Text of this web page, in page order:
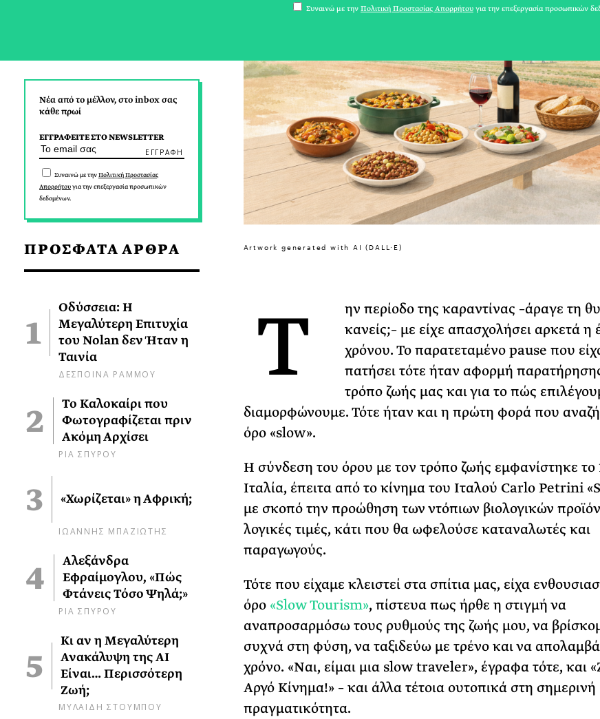
Νέα από το μέλλον, στο inbox σας
κάθε πρωί
ΕΓΓΡΑΦΕΙΤΕ ΣΤΟ NEWSLETTER
Συναινώ με τηνΠολιτική Προστασίας
Απορρήτουγια την επεξεργασία προσωπικών
δεδομένων.
ΠΡΟΣΦΑΤΑ ΑΡΘΡΑ
Οδύσσεια: Η
Μεγαλύτερη Επιτυχία
του Nolan δεν Ήταν η
Ταινία
ΔΕΣΠΟΙΝΑ ΡΑΜΜΟΥ
Το Καλοκαίρι που
Φωτογραφίζεται πριν
Ακόμη Αρχίσει
ΡΙΑ ΣΠΥΡΟΥ
«Χωρίζεται» η Αφρική;
ΙΩΑΝΝΗΣ ΜΠΑΖΙΩΤΗΣ
Αλεξάνδρα
Εφραίμογλου, «Πώς
Φτάνεις Τόσο Ψηλά;»
ΡΙΑ ΣΠΥΡΟΥ
Κι αν η Μεγαλύτερη
Ανακάλυψη της AI
Είναι… Περισσότερη
Ζωή;
ΜΥΛΑΙΔΗ ΣΤΟΥΜΠΟΥ
Artwork generated with AI (DALL·E)
T
ην περίοδο της καραντίνας –άραγε τη
κανείς;– με είχε απασχολήσει αρκετά η
χρόνου. Το παρατεταμένο pause που
πατήσει τότε ήταν αφορμή
τρόπο ζωής μας και για το πώς
διαμορφώνουμε. Τότε ήταν και η πρώτη φορά που
όρο «slow».
Η σύνδεση του όρου με τον τρόπο ζωής εμφανίστηκε το
Ιταλία, έπειτα από το κίνημα του Ιταλού Carlo Petrini
με σκοπό την προώθηση των ντόπιων βιολογικών
λογικές τιμές, κάτι που θα ωφελούσε καταναλωτές και
παραγωγούς.
Τότε που είχαμε κλειστεί στα σπίτια μας, είχα
όρο «Slow Tourism», πίστευα πως ήρθε η στιγμή να
αναπροσαρμόσω τους ρυθμούς της ζωής μου, να
συχνά στη φύση, να ταξιδεύω με τρένο και να
χρόνο. «Ναι, είμαι μια slow traveler», έγραφα τότε, και
Αργό Κίνημα!» – και άλλα τέτοια ουτοπικά στη σημερινή
πραγματικότητα.
Ακόμη Αρχίσει
ΡΙΑ ΣΠΥΡΟΥ
Συναινώ με την Πολιτική Προστασίας Απορρήτου για την επεξεργασία προσωπικών